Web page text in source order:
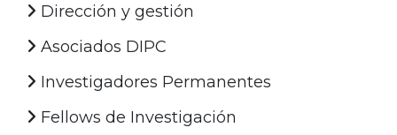
Dirección y gestión
Asociados DIPC
Investigadores Permanentes
Fellows de Investigación